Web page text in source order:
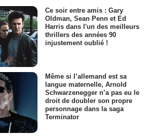
Ce soir entre amis : Gary
Oldman, Sean Penn et Ed
Harris dans l'un des meilleurs
thrillers des années 90
injustement oublié !
Même si l’allemand est sa
langue maternelle, Arnold
Schwarzenegger n’a pas eu le
droit de doubler son propre
personnage dans la saga
Terminator